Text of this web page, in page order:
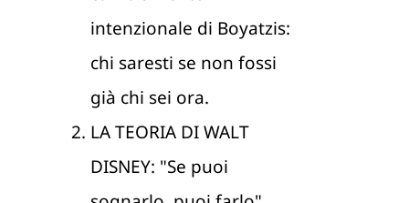
intenzionale di Boyatzis:
chi saresti se non fossi
già chi sei ora.
LA TEORIA DI WALT
DISNEY: "Se puoi